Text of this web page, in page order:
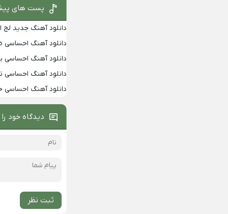
پست های
دانلود آهنگ جدید لج
دانلود آهنگ
دانلود آهنگ احساسی
دانلود آهنگ احساسی
دانلود آهنگ
دیدگاه خود
ثبت نظر